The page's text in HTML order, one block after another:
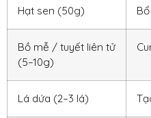
Hạt sen (50g)
Bồ mễ / tuyết liên tử
(5–10g)
Lá dứa (2–3 lá)